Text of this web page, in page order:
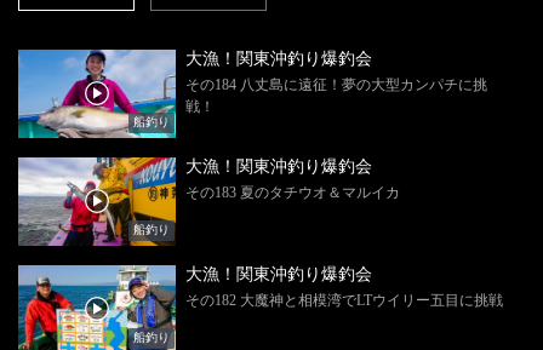
船釣り
大漁！関東沖釣り爆釣会
その184 八丈島に遠征！夢の大型カンパチに挑
戦！
船釣り
大漁！関東沖釣り爆釣会
その183 夏のタチウオ＆マルイカ
船釣り
大漁！関東沖釣り爆釣会
その182 大魔神と相模湾でLTウイリー五目に挑戦